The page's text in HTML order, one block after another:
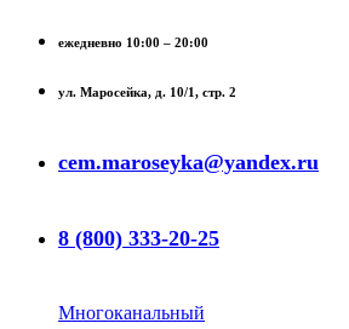
ежедневно 10:00 – 20:00
ул. Маросейка, д. 10/1, стр. 2
cem.maroseyka@yandex.ru
8 (800) 333-20-25
Многоканальный